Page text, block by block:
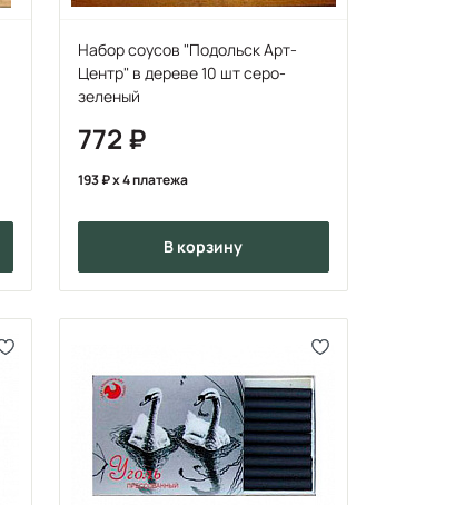
Набор соусов "Подольск Арт-
Центр" в дереве 10 шт серо-
зеленый
772
193 x 4 платежа
в корзину